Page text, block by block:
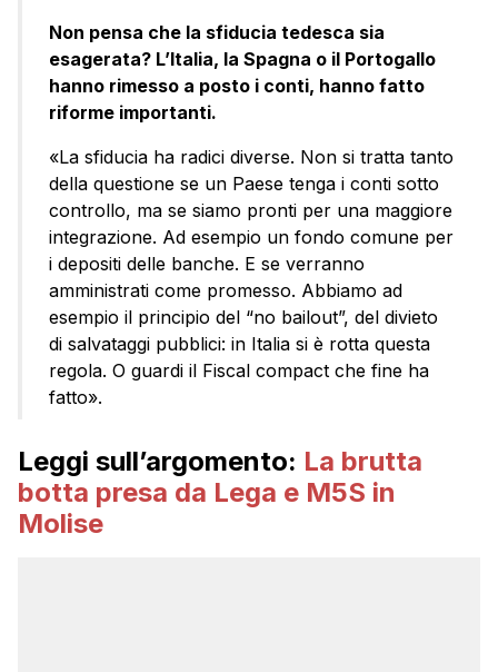
Non pensa che la sfiducia tedesca sia
esagerata? L’Italia, la Spagna o il Portogallo
hanno rimesso a posto i conti, hanno fatto
riforme importanti.
«La sfiducia ha radici diverse. Non si tratta tanto
della questione se un Paese tenga i conti sotto
controllo, ma se siamo pronti per una maggiore
integrazione. Ad esempio un fondo comune per
i depositi delle banche. E se verranno
amministrati come promesso. Abbiamo ad
esempio il principio del “no bailout”, del divieto
di salvataggi pubblici: in Italia si è rotta questa
regola. O guardi il Fiscal compact che fine ha
fatto».
Leggi sull’argomento: La brutta
botta presa da Lega e M5S in
Molise